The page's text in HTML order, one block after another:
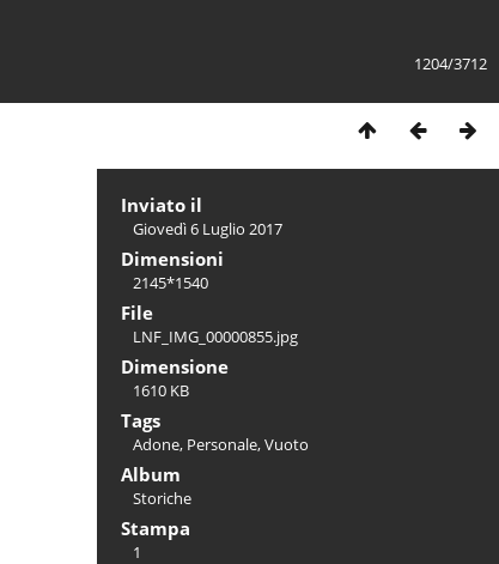
1204/3712
Inviato il
Giovedì 6 Luglio 2017
Dimensioni
2145*1540
File
LNF_IMG_00000855.jpg
Dimensione
1610 KB
Tags
Adone, Personale,Vuoto
Album
Storiche
Stampa
1